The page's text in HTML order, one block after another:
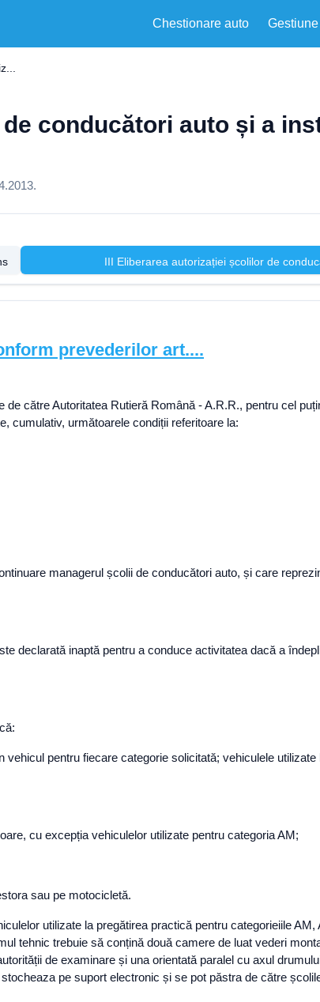
Chestionare auto
conducători auto și a
.
III Eliberarea autorizației școlilor de
prevederilor art....
către Autoritatea Rutieră Română - A.R.R., pentru cel
cumulativ, următoarele condiții referitoare la:
managerul școlii de conducători auto, și care
declarată inaptă pentru a conduce activitatea dacă a
pentru fiecare categorie solicitată; vehiculele
cu excepția vehiculelor utilizate pentru categoria AM;
sau pe motocicletă.
utilizate la pregătirea practică pentru categorieiile AM,
tehnic trebuie să conțină două camere de luat vederi
de examinare și una orientată paralel cu axul
pe suport electronic și se pot păstra de către